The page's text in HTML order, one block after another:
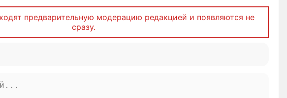
предварительную модерацию редакцией и появляются не
сразу.